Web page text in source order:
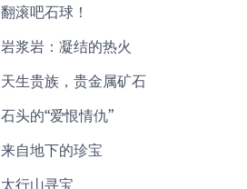
翻滚吧石球！
岩浆岩：凝结的热火
天生贵族，贵金属矿石
石头的“爱恨情仇”
来自地下的珍宝